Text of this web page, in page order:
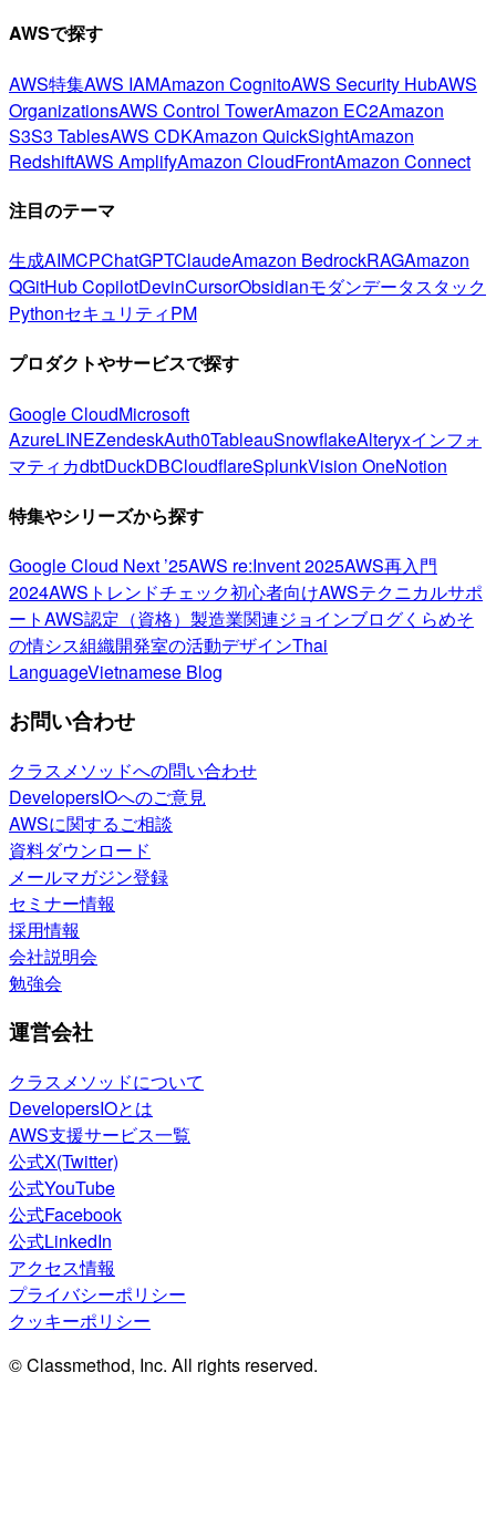
AWSで探す
AWS特集AWS IAMAmazon CognitoAWS Security HubAWS
OrganizationsAWS Control TowerAmazon EC2Amazon
S3S3 TablesAWS CDKAmazon QuickSightAmazon
RedshiftAWS AmplifyAmazon CloudFrontAmazon Connect
注目のテーマ
生成AIMCPChatGPTClaudeAmazon BedrockRAGAmazon
QGitHub CopilotDevinCursorObsidianモダンデータスタック
PythonセキュリティPM
プロダクトやサービスで探す
Google CloudMicrosoft
AzureLINEZendeskAuth0TableauSnowflakeAlteryxインフォ
マティカdbtDuckDBCloudflareSplunkVision OneNotion
特集やシリーズから探す
Google Cloud Next ’25AWS re:Invent 2025AWS再入門
2024AWSトレンドチェック初心者向けAWSテクニカルサポ
ートAWS認定（資格） 製造業関連ジョインブログくらめそ
の情シス組織開発室の活動デザインThai
LanguageVietnamese Blog
お問い合わせ
クラスメソッドへの問い合わせ
DevelopersIOへのご意見
AWSに関するご相談
資料ダウンロード
メールマガジン登録
セミナー情報
採用情報
会社説明会
勉強会
運営会社
クラスメソッドについて
DevelopersIOとは
AWS支援サービス一覧
公式X(Twitter)
公式YouTube
公式Facebook
公式LinkedIn
アクセス情報
プライバシーポリシー
クッキーポリシー
© Classmethod, Inc. All rights reserved.